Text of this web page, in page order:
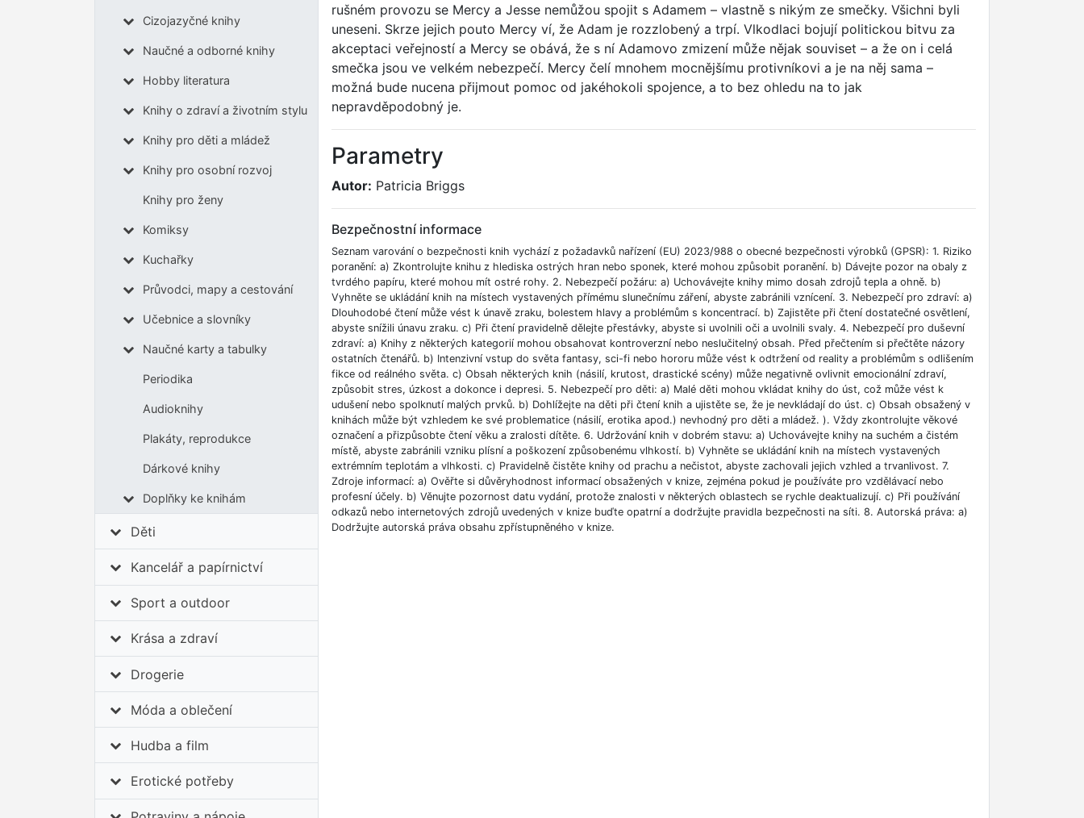
Cizojazyčné knihy
Naučné a odborné knihy
Hobby literatura
Knihy o zdraví a životním stylu
Knihy pro děti a mládež
Knihy pro osobní rozvoj
Knihy pro ženy
Komiksy
Kuchařky
Průvodci, mapy a cestování
Učebnice a slovníky
Naučné karty a tabulky
Periodika
Audioknihy
Plakáty, reprodukce
Dárkové knihy
Doplňky ke knihám
Děti
Kancelář a papírnictví
Sport a outdoor
Krása a zdraví
Drogerie
Móda a oblečení
Hudba a film
Erotické potřeby
rušném provozu se Mercy a Jesse nemůžou spojit s Adamem – vlastně s nikým ze smečky. Všichni byli
uneseni. Skrze jejich pouto Mercy ví, že Adam je rozzlobený a trpí. Vlkodlaci bojují politickou bitvu za
akceptaci veřejností a Mercy se obává, že s ní Adamovo zmizení může nějak souviset – a že on i celá
smečka jsou ve velkém nebezpečí. Mercy čelí mnohem mocnějšímu protivníkovi a je na něj sama –
možná bude nucena přijmout pomoc od jakéhokoli spojence, a to bez ohledu na to jak
nepravděpodobný je.
Parametry
Autor: Patricia Briggs
Bezpečnostní informace
Seznam varování o bezpečnosti knih vychází z požadavků nařízení (EU) 2023/988 o obecné bezpečnosti výrobků (GPSR): 1. Riziko
poranění: a) Zkontrolujte knihu z hlediska ostrých hran nebo sponek, které mohou způsobit poranění. b) Dávejte pozor na obaly z
tvrdého papíru, které mohou mít ostré rohy. 2. Nebezpečí požáru: a) Uchovávejte knihy mimo dosah zdrojů tepla a ohně. b)
Vyhněte se ukládání knih na místech vystavených přímému slunečnímu záření, abyste zabránili vznícení. 3. Nebezpečí pro zdraví: a)
Dlouhodobé čtení může vést k únavě zraku, bolestem hlavy a problémům s koncentrací. b) Zajistěte při čtení dostatečné osvětlení,
abyste snížili únavu zraku. c) Při čtení pravidelně dělejte přestávky, abyste si uvolnili oči a uvolnili svaly. 4. Nebezpečí pro duševní
zdraví: a) Knihy z některých kategorií mohou obsahovat kontroverzní nebo neslučitelný obsah. Před přečtením si přečtěte názory
ostatních čtenářů. b) Intenzivní vstup do světa fantasy, sci-fi nebo hororu může vést k odtržení od reality a problémům s odlišením
fikce od reálného světa. c) Obsah některých knih (násilí, krutost, drastické scény) může negativně ovlivnit emocionální zdraví,
způsobit stres, úzkost a dokonce i depresi. 5. Nebezpečí pro děti: a) Malé děti mohou vkládat knihy do úst, což může vést k
udušení nebo spolknutí malých prvků. b) Dohlížejte na děti při čtení knih a ujistěte se, že je nevkládají do úst. c) Obsah obsažený v
knihách může být vzhledem ke své problematice (násilí, erotika apod.) nevhodný pro děti a mládež. ). Vždy zkontrolujte věkové
označení a přizpůsobte čtení věku a zralosti dítěte. 6. Udržování knih v dobrém stavu: a) Uchovávejte knihy na suchém a čistém
místě, abyste zabránili vzniku plísní a poškození způsobenému vlhkostí. b) Vyhněte se ukládání knih na místech vystavených
extrémním teplotám a vlhkosti. c) Pravidelně čistěte knihy od prachu a nečistot, abyste zachovali jejich vzhled a trvanlivost. 7.
Zdroje informací: a) Ověřte si důvěryhodnost informací obsažených v knize, zejména pokud je používáte pro vzdělávací nebo
profesní účely. b) Věnujte pozornost datu vydání, protože znalosti v některých oblastech se rychle deaktualizují. c) Při používání
odkazů nebo internetových zdrojů uvedených v knize buďte opatrní a dodržujte pravidla bezpečnosti na síti. 8. Autorská práva: a)
Dodržujte autorská práva obsahu zpřístupněného v knize.